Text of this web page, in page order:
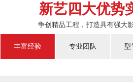
新艺四大优势
争创精品工程，打造具有强大
丰富经验 专业团队 型